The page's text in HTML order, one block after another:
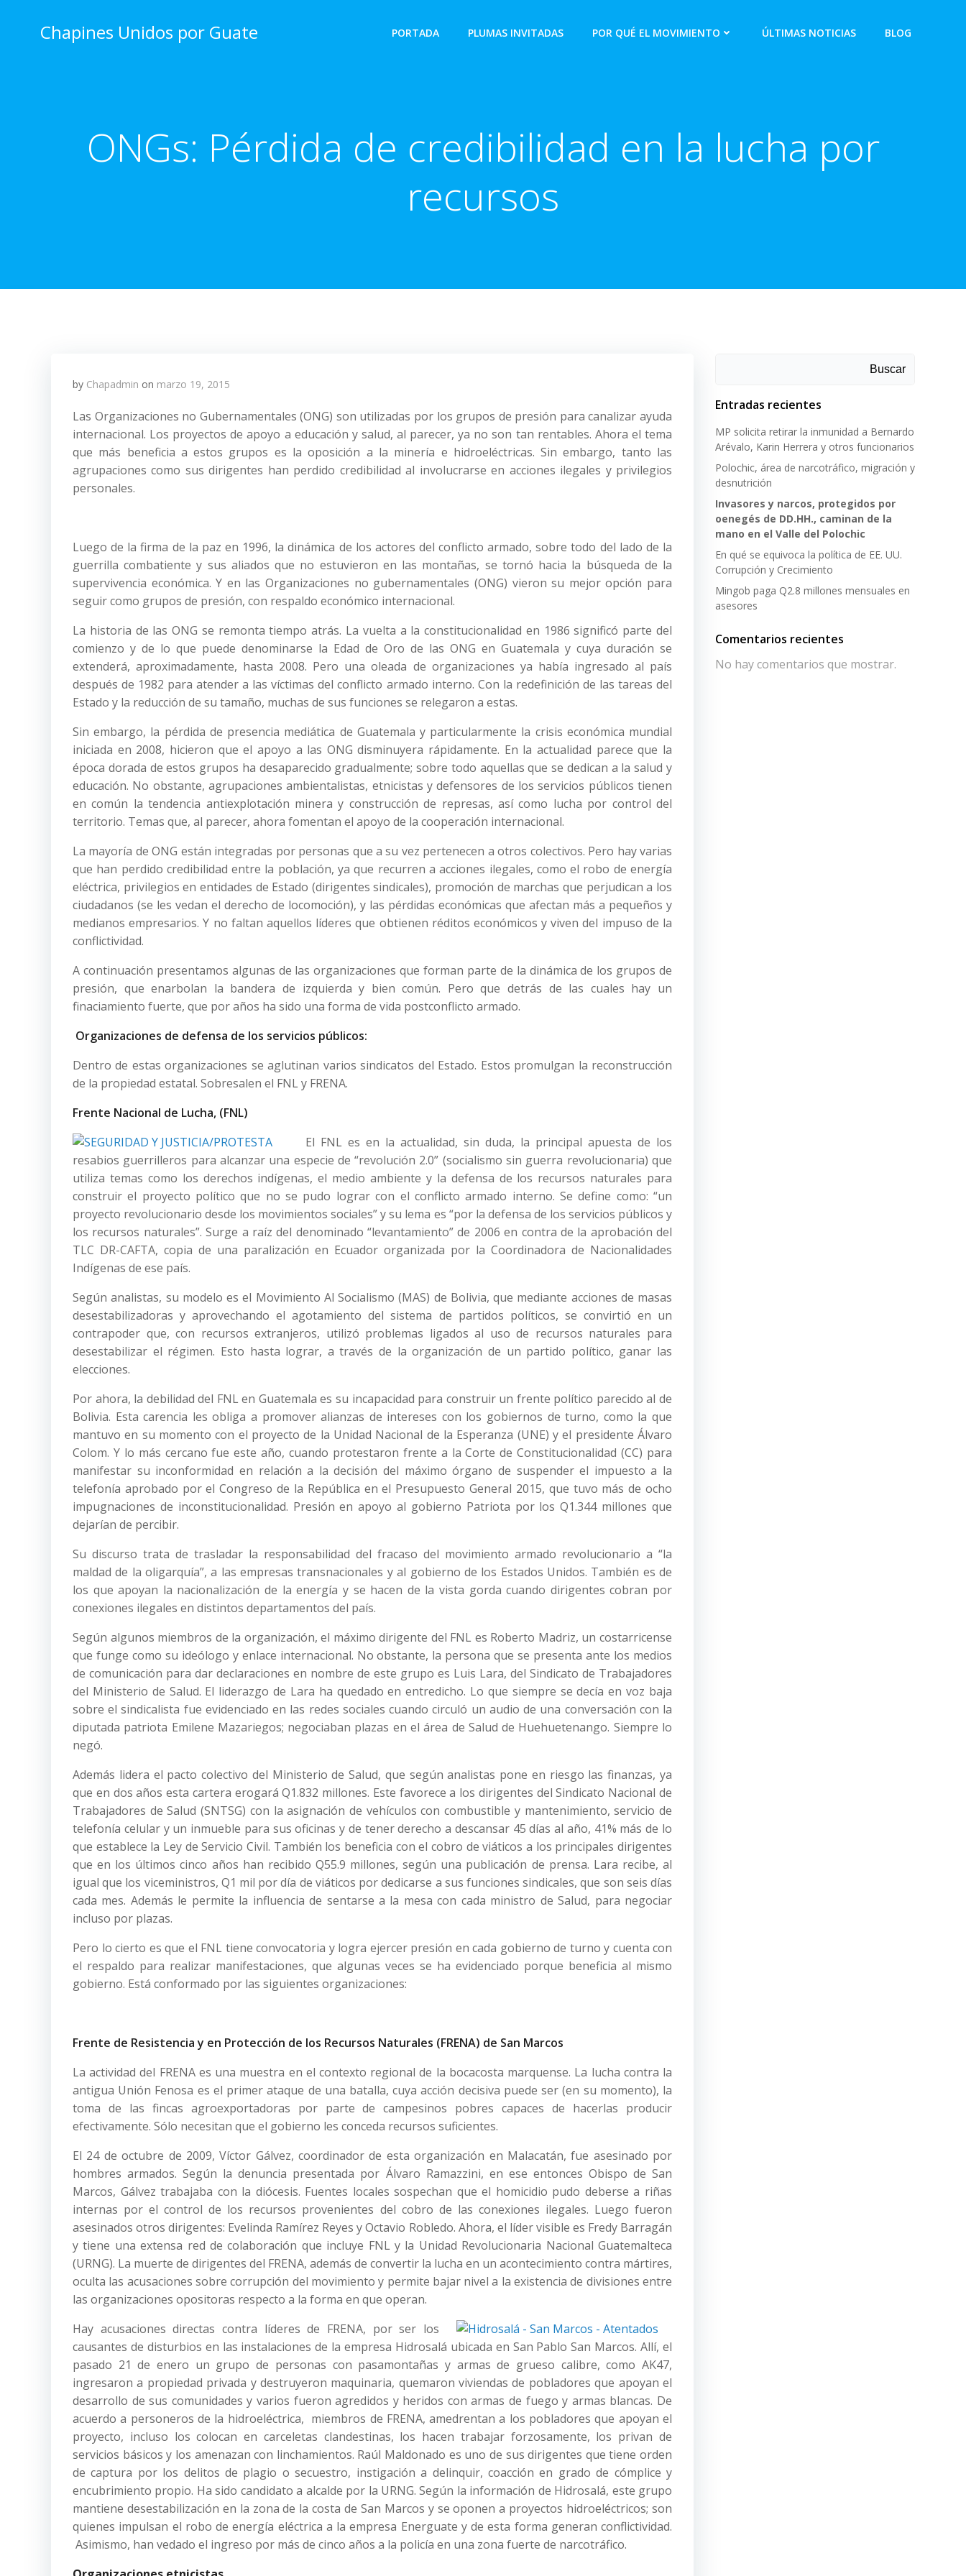
Chapines Unidos por Guate PORTADA PLUMAS INVITADAS POR QUÉ EL MOVIMIENTO ÚLTIMAS NOTICIAS BLOG
ONGs: Pérdida de credibilidad en la lucha por
recursos
by Chapadmin on marzo 19, 2015
Las Organizaciones no Gubernamentales (ONG) son utilizadas por los grupos de presión para canalizar ayuda
internacional. Los proyectos de apoyo a educación y salud, al parecer, ya no son tan rentables. Ahora el tema
que más beneficia a estos grupos es la oposición a la minería e hidroeléctricas. Sin embargo, tanto las
agrupaciones como sus dirigentes han perdido credibilidad al involucrarse en acciones ilegales y privilegios
personales.
Luego de la firma de la paz en 1996, la dinámica de los actores del conflicto armado, sobre todo del lado de la
guerrilla combatiente y sus aliados que no estuvieron en las montañas, se tornó hacia la búsqueda de la
supervivencia económica. Y en las Organizaciones no gubernamentales (ONG) vieron su mejor opción para
seguir como grupos de presión, con respaldo económico internacional.
La historia de las ONG se remonta tiempo atrás. La vuelta a la constitucionalidad en 1986 significó parte del
comienzo y de lo que puede denominarse la Edad de Oro de las ONG en Guatemala y cuya duración se
extenderá, aproximadamente, hasta 2008. Pero una oleada de organizaciones ya había ingresado al país
después de 1982 para atender a las víctimas del conflicto armado interno. Con la redefinición de las tareas del
Estado y la reducción de su tamaño, muchas de sus funciones se relegaron a estas.
Sin embargo, la pérdida de presencia mediática de Guatemala y particularmente la crisis económica mundial
iniciada en 2008, hicieron que el apoyo a las ONG disminuyera rápidamente. En la actualidad parece que la
época dorada de estos grupos ha desaparecido gradualmente; sobre todo aquellas que se dedican a la salud y
educación. No obstante, agrupaciones ambientalistas, etnicistas y defensores de los servicios públicos tienen
en común la tendencia antiexplotación minera y construcción de represas, así como lucha por control del
territorio. Temas que, al parecer, ahora fomentan el apoyo de la cooperación internacional.
La mayoría de ONG están integradas por personas que a su vez pertenecen a otros colectivos. Pero hay varias
que han perdido credibilidad entre la población, ya que recurren a acciones ilegales, como el robo de energía
eléctrica, privilegios en entidades de Estado (dirigentes sindicales), promoción de marchas que perjudican a los
ciudadanos (se les vedan el derecho de locomoción), y las pérdidas económicas que afectan más a pequeños y
medianos empresarios. Y no faltan aquellos líderes que obtienen réditos económicos y viven del impuso de la
conflictividad.
A continuación presentamos algunas de las organizaciones que forman parte de la dinámica de los grupos de
presión, que enarbolan la bandera de izquierda y bien común. Pero que detrás de las cuales hay un
finaciamiento fuerte, que por años ha sido una forma de vida postconflicto armado.
Organizaciones de defensa de los servicios públicos:
Dentro de estas organizaciones se aglutinan varios sindicatos del Estado. Estos promulgan la reconstrucción
de la propiedad estatal. Sobresalen el FNL y FRENA.
Frente Nacional de Lucha, (FNL)
El FNL es en la actualidad, sin duda, la principal apuesta de los
resabios guerrilleros para alcanzar una especie de “revolución 2.0” (socialismo sin guerra revolucionaria) que
utiliza temas como los derechos indígenas, el medio ambiente y la defensa de los recursos naturales para
construir el proyecto político que no se pudo lograr con el conflicto armado interno. Se define como: “un
proyecto revolucionario desde los movimientos sociales” y su lema es “por la defensa de los servicios públicos y
los recursos naturales”. Surge a raíz del denominado “levantamiento” de 2006 en contra de la aprobación del
TLC DR-CAFTA, copia de una paralización en Ecuador organizada por la Coordinadora de Nacionalidades
Indígenas de ese país.
Según analistas, su modelo es el Movimiento Al Socialismo (MAS) de Bolivia, que mediante acciones de masas
desestabilizadoras y aprovechando el agotamiento del sistema de partidos políticos, se convirtió en un
contrapoder que, con recursos extranjeros, utilizó problemas ligados al uso de recursos naturales para
desestabilizar el régimen. Esto hasta lograr, a través de la organización de un partido político, ganar las
elecciones.
Por ahora, la debilidad del FNL en Guatemala es su incapacidad para construir un frente político parecido al de
Bolivia. Esta carencia les obliga a promover alianzas de intereses con los gobiernos de turno, como la que
mantuvo en su momento con el proyecto de la Unidad Nacional de la Esperanza (UNE) y el presidente Álvaro
Colom. Y lo más cercano fue este año, cuando protestaron frente a la Corte de Constitucionalidad (CC) para
manifestar su inconformidad en relación a la decisión del máximo órgano de suspender el impuesto a la
telefonía aprobado por el Congreso de la República en el Presupuesto General 2015, que tuvo más de ocho
impugnaciones de inconstitucionalidad. Presión en apoyo al gobierno Patriota por los Q1.344 millones que
dejarían de percibir.
Su discurso trata de trasladar la responsabilidad del fracaso del movimiento armado revolucionario a “la
maldad de la oligarquía”, a las empresas transnacionales y al gobierno de los Estados Unidos. También es de
los que apoyan la nacionalización de la energía y se hacen de la vista gorda cuando dirigentes cobran por
conexiones ilegales en distintos departamentos del país.
Según algunos miembros de la organización, el máximo dirigente del FNL es Roberto Madriz, un costarricense
que funge como su ideólogo y enlace internacional. No obstante, la persona que se presenta ante los medios
de comunicación para dar declaraciones en nombre de este grupo es Luis Lara, del Sindicato de Trabajadores
del Ministerio de Salud. El liderazgo de Lara ha quedado en entredicho. Lo que siempre se decía en voz baja
sobre el sindicalista fue evidenciado en las redes sociales cuando circuló un audio de una conversación con la
diputada patriota Emilene Mazariegos; negociaban plazas en el área de Salud de Huehuetenango. Siempre lo
negó.
Además lidera el pacto colectivo del Ministerio de Salud, que según analistas pone en riesgo las finanzas, ya
que en dos años esta cartera erogará Q1.832 millones. Este favorece a los dirigentes del Sindicato Nacional de
Trabajadores de Salud (SNTSG) con la asignación de vehículos con combustible y mantenimiento, servicio de
telefonía celular y un inmueble para sus oficinas y de tener derecho a descansar 45 días al año, 41% más de lo
que establece la Ley de Servicio Civil. También los beneficia con el cobro de viáticos a los principales dirigentes
que en los últimos cinco años han recibido Q55.9 millones, según una publicación de prensa. Lara recibe, al
igual que los viceministros, Q1 mil por día de viáticos por dedicarse a sus funciones sindicales, que son seis días
cada mes. Además le permite la influencia de sentarse a la mesa con cada ministro de Salud, para negociar
incluso por plazas.
Pero lo cierto es que el FNL tiene convocatoria y logra ejercer presión en cada gobierno de turno y cuenta con
el respaldo para realizar manifestaciones, que algunas veces se ha evidenciado porque beneficia al mismo
gobierno. Está conformado por las siguientes organizaciones:
Frente de Resistencia y en Protección de los Recursos Naturales (FRENA) de San Marcos
La actividad del FRENA es una muestra en el contexto regional de la bocacosta marquense. La lucha contra la
antigua Unión Fenosa es el primer ataque de una batalla, cuya acción decisiva puede ser (en su momento), la
toma de las fincas agroexportadoras por parte de campesinos pobres capaces de hacerlas producir
efectivamente. Sólo necesitan que el gobierno les conceda recursos suficientes.
El 24 de octubre de 2009, Víctor Gálvez, coordinador de esta organización en Malacatán, fue asesinado por
hombres armados. Según la denuncia presentada por Álvaro Ramazzini, en ese entonces Obispo de San
Marcos, Gálvez trabajaba con la diócesis. Fuentes locales sospechan que el homicidio pudo deberse a riñas
internas por el control de los recursos provenientes del cobro de las conexiones ilegales. Luego fueron
asesinados otros dirigentes: Evelinda Ramírez Reyes y Octavio Robledo. Ahora, el líder visible es Fredy Barragán
y tiene una extensa red de colaboración que incluye FNL y la Unidad Revolucionaria Nacional Guatemalteca
(URNG). La muerte de dirigentes del FRENA, además de convertir la lucha en un acontecimiento contra mártires,
oculta las acusaciones sobre corrupción del movimiento y permite bajar nivel a la existencia de divisiones entre
las organizaciones opositoras respecto a la forma en que operan.
Hay acusaciones directas contra líderes de FRENA, por ser los
causantes de disturbios en las instalaciones de la empresa Hidrosalá ubicada en San Pablo San Marcos. Allí, el
pasado 21 de enero un grupo de personas con pasamontañas y armas de grueso calibre, como AK47,
ingresaron a propiedad privada y destruyeron maquinaria, quemaron viviendas de pobladores que apoyan el
desarrollo de sus comunidades y varios fueron agredidos y heridos con armas de fuego y armas blancas. De
acuerdo a personeros de la hidroeléctrica, miembros de FRENA, amedrentan a los pobladores que apoyan el
proyecto, incluso los colocan en carceletas clandestinas, los hacen trabajar forzosamente, los privan de
servicios básicos y los amenazan con linchamientos. Raúl Maldonado es uno de sus dirigentes que tiene orden
de captura por los delitos de plagio o secuestro, instigación a delinquir, coacción en grado de cómplice y
encubrimiento propio. Ha sido candidato a alcalde por la URNG. Según la información de Hidrosalá, este grupo
mantiene desestabilización en la zona de la costa de San Marcos y se oponen a proyectos hidroeléctricos; son
quienes impulsan el robo de energía eléctrica a la empresa Energuate y de esta forma generan conflictividad.
Asimismo, han vedado el ingreso por más de cinco años a la policía en una zona fuerte de narcotráfico.
Buscar
Entradas recientes
MP solicita retirar la inmunidad a Bernardo
Arévalo, Karin Herrera y otros funcionarios
Polochic, área de narcotráfico, migración y
desnutrición
Invasores y narcos, protegidos por
oenegés de DD.HH., caminan de la
mano en el Valle del Polochic
En qué se equivoca la política de EE. UU.
Corrupción y Crecimiento
Mingob paga Q2.8 millones mensuales en
asesores
Comentarios recientes
No hay comentarios que mostrar.